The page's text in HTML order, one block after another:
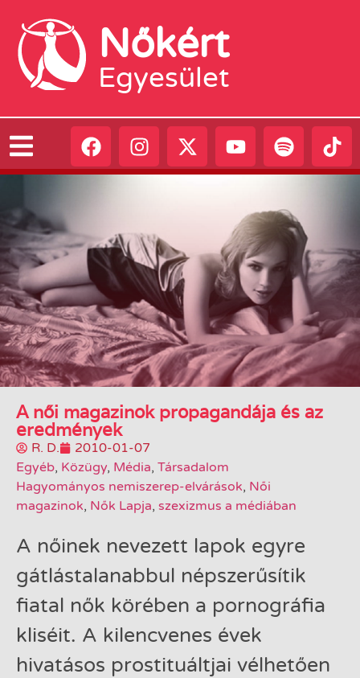
Nőkért
Egyesület
A női magazinok propagandája és az
eredmények
R. D.
2010-01-07
Egyéb, Közügy, Média, Társadalom
Hagyományos nemiszerep-elvárások, Női
magazinok, Nők Lapja, szexizmus a médiában
A nőinek nevezett lapok egyre
gátlástalanabbul népszerűsítik
fiatal nők körében a pornográfia
kliséit. A kilencvenes évek
hivatásos prostituáltjai vélhetően